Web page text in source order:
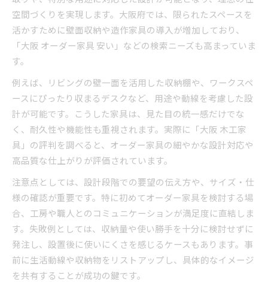
大阪府で選ぶ無垢材オーダー家具の特徴
耐久性を高める木材選びの実践方法
無垢材家具の手入れと長持ちのコツ
品質重視なら知っておきたい木材の話
オーダー家具で重視すべき木材の種類
木材ごとの特徴とオーダー家具の関係
大阪府で評価される木工家具の秘密
耐久性に優れるオーダー家具の木材選び
安さだけで選ばない木材選択の基準
大阪府で見極める高品質オーダー家具
オーダー家具の品質を見極めるチェック法
大阪府で評判の家具店選びのポイント
木材とデザインのバランスを考える方法
オーダー家具選びで失敗しない秘訣
空間づくりを実現します。大阪府では、限られたスペースを
活かすために壁面収納や造作家具の導入が増加しており、
「大阪 オーダー家具 安い」などの検索ニーズも高まっていま
す。
例えば、リビングの壁一面を活用した収納棚や、ワークスペ
ースにぴったり収まるデスクなど、用途や動線を考慮した設
計が可能です。こうした家具は、見た目の統一感だけでな
く、耐久性や機能性も重視されます。実際に「大阪 木工家
具」の評判を調べると、オーダー家具の細やかな設計対応や
高品質な仕上がりが評価されています。
注意点としては、設計段階での要望の伝え方や、サイズ・仕
様の確認が重要です。特に初めてオーダー家具を検討する場
合、工房や職人とのコミュニケーションが満足度に直結しま
す。失敗例としては、収納量や使い勝手を十分に検討せずに
発注し、設置後に使いにくさを感じるケースもあります。事
前に生活動線や収納物をリストアップし、具体的なイメージ
を共有することが成功の鍵です。